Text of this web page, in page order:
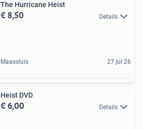
The Hurricane Heist
€ 8,50 Details
Maassluis 27 jul 26
Heist DVD
€ 6,00 Details